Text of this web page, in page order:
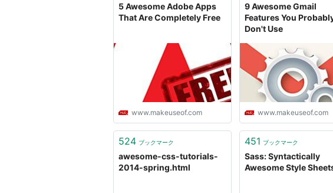
5 Awesome Adobe Apps
That Are Completely Free
www.makeuseof.com
9 Awesome Gmail
Features You
Don't Use
www.makeuseof.com
524 ブックマーク
awesome-css-tutorials-
2014-spring.html
451 ブックマーク
Sass: Syntactically
Awesome Style